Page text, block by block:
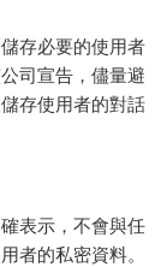
存必要的使用者
司宣告，儘量避
存使用者的對話
確表示，不會與任
者的私密資料。